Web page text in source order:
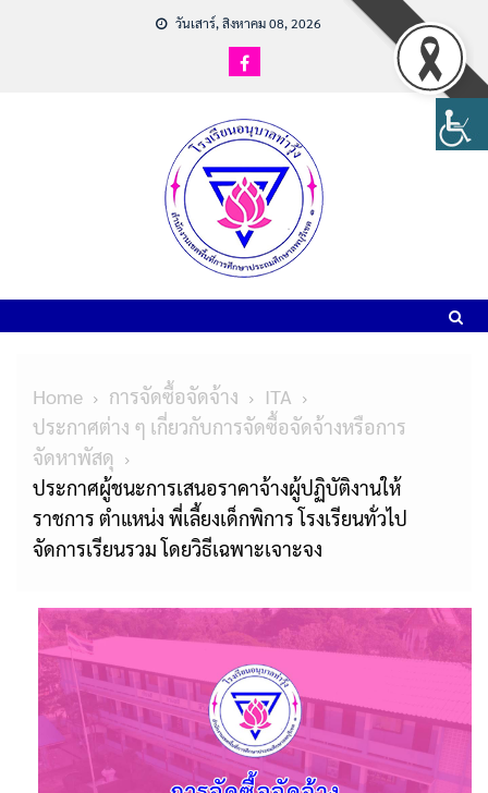
วันเสาร์, สิงหาคม 08, 2026
Home การจัดซื้อจัดจ้าง
ITA
ประกาศต่าง ๆ เกี่ยวกับการจัดซื้อจัดจ้างหรือการ
จัดหาพัสดุ
ประกาศผู้ชนะการเสนอราคาจ้างผู้ปฏิบัติงานให้
ราชการ ตำแหน่ง พี่เลี้ยงเด็กพิการ โรงเรียนทั่วไป
จัดการเรียนรวม โดยวิธีเฉพาะเจาะจง